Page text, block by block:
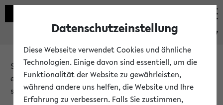
eKVV
Sie möchten auf eine eKVV Funktion zugreifen, die Ihnen
erst nach einer Anmeldung am System zur Verfügung
steht.
Datenschutzeinstellung
Diese Webseite verwendet Cookies und ähnliche
Technologien. Einige davon sind essentiell, um die
Funktionalität der Website zu gewährleisten,
während andere uns helfen, die Website und Ihre
Erfahrung zu verbessern. Falls Sie zustimmen,